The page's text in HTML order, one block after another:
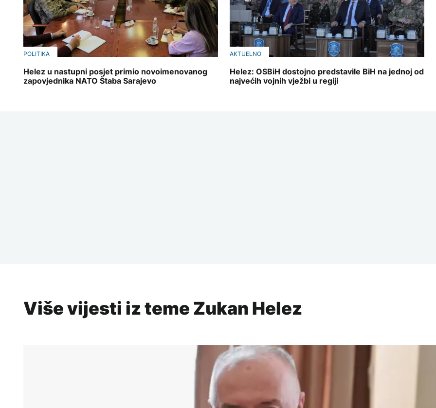
POLITIKA
Helez u nastupni posjet primio novoimenovanog
zapovjednika NATO Štaba Sarajevo
AKTUELNO
Helez: OSBiH dostojno predstavile BiH na jednoj od
najvećih vojnih vježbi u regiji
Više vijesti iz teme Zukan Helez